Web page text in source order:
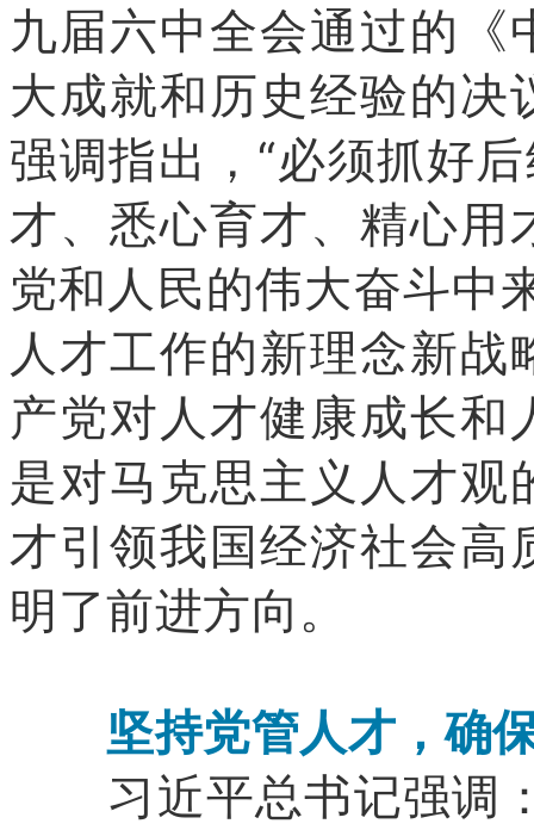
九届六中全会通过的
大成就和历史经验的决
强调指出，“必须抓好
才、悉心育才、精心用
党和人民的伟大奋斗中
人才工作的新理念新
产党对人才健康成长和
是对马克思主义人才观
才引领我国经济社会高
明了前进方向。
坚持党管人才，确保
习近平总书记强调：